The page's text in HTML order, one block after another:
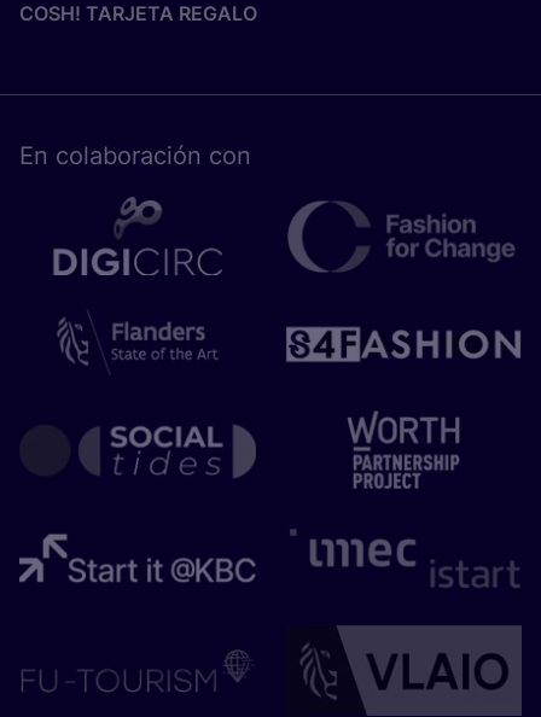
COSH! TARJETA REGALO
En cola­bo­ra­ción con